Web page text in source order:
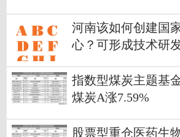
河南该如何创建国
心？可形成技术研
指数型煤炭主题基
煤炭A涨7.59%
股票型重仓医药生